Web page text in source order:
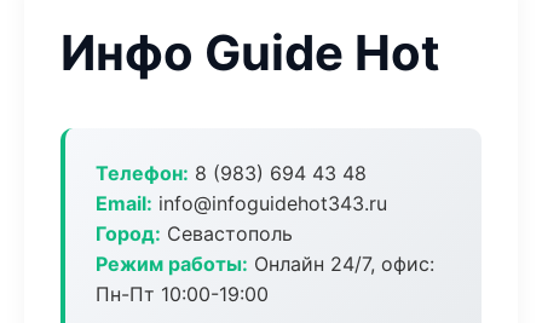
Инфо Guide Hot
Телефон: 8 (983) 694 43 48
Email: info@infoguidehot343.ru
Город: Севастополь
Режим работы: Онлайн 24/7, офис:
Пн-Пт 10:00-19:00